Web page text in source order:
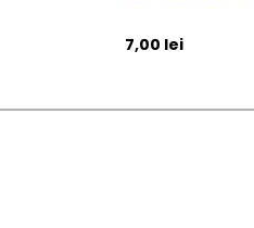
Pret initial
7,00 lei